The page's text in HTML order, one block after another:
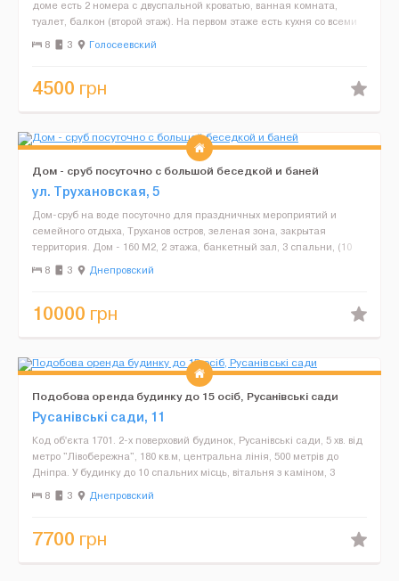
доме есть 2 номера с двуспальной кроватью, ванная комната,
туалет, балкон (второй этаж). На первом этаже есть кухня со всеми
удобствами для приготовления пищи, уютная гости...
8 3 Голосеевский
4500 грн
Дом - сруб посуточно с большой беседкой и баней
ул. Трухановская, 5
Дом-сруб на воде посуточно для праздничных мероприятий и
семейного отдыха, Труханов остров, зеленая зона, закрытая
территория. Дом - 160 М2, 2 этажа, банкетный зал, 3 спальни, (10
спальных мест). Баня на дровах с возможностью нырн...
8 3 Днепровский
10000 грн
Подобова оренда будинку до 15 осіб, Русанівські сади
Русанівські сади, 11
Код обꞌєкта 1701. 2-х поверховий будинок, Русанівські сади, 5 хв. від
метро "Лівобережна", 180 кв.м, центральна лінія, 500 метрів до
Дніпра. У будинку до 10 спальних місць, вітальня з каміном, 3
спальні, кабінет, 2 с/вузли, кухня....
8 3 Днепровский
7700 грн